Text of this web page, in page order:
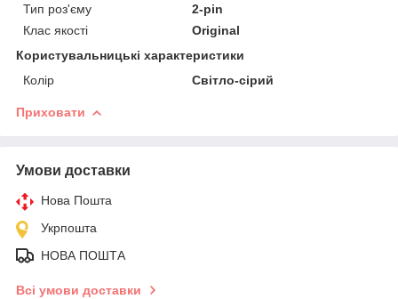
Тип роз'єму
2-pin
Клас якості
Original
Користувальницькі характеристики
Колір
Світло-сірий
Приховати
Умови доставки
Нова Пошта
Укрпошта
НОВА ПОШТА
Всі умови доставки